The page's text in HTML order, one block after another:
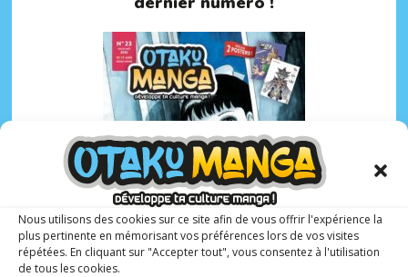
Nous utilisons des cookies sur ce site afin de vous offrir l'expérience la
plus pertinente en mémorisant vos préférences lors de vos visites
répétées. En cliquant sur "Accepter tout", vous consentez à l'utilisation
de tous les cookies.